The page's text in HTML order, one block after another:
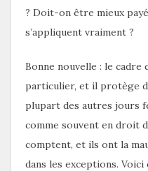
? Doit-on être mieux
s’appliquent vraiment ?
Bonne nouvelle : le cadre
particulier, et il protège
plupart des autres jours
comme souvent en droit
comptent, et ils ont la
dans les exceptions.